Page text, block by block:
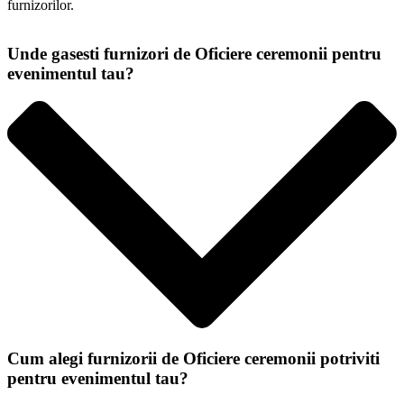
furnizorilor.
Unde gasesti furnizori de Oficiere ceremonii pentru
evenimentul tau?
Recomandarea noastra este sa iti extinzi cat mai mult aria de cautare
si sa folosesti platforme dedicate pentru eficienta si varietate. Pentru
a simplifica, poti urma pasii de mai jos:
Cum alegi furnizorii de Oficiere ceremonii potriviti
pentru evenimentul tau?